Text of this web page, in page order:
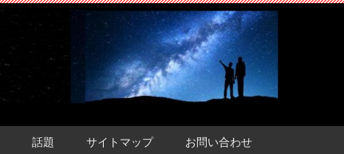
話題 サイトマップ お問い合わせ